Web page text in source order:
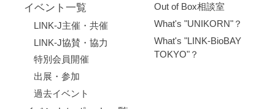
イベント一覧
LINK-J主催・共催
LINK-J協賛・協力
特別会員開催
出展・参加
過去イベント
Out of Box相談室
What's "UNIKORN"？
What's "LINK-BioBAY
TOKYO"？